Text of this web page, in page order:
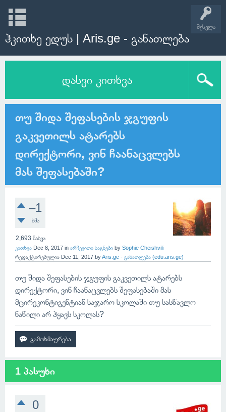
შესვლა
ჰკითხე ედუს | Aris.ge - განათლება
დასვი კითხვა
თუ შიდა შეფასების ჯგუფის
გაკვეთილს ატარებს
დირექტორი, ვინ ჩაანაცვლებს
მას შეფასებაში?
–1
ხმა
2,693 ნახვა
კითხვა Dec 8, 2017 in არჩევითი საგნები by Sophie Cheishvili
რედაქტირებულია Dec 11, 2017 byAris.ge - განათლება (edu.aris.ge)
თუ შიდა შეფასების ჯგუფის გაკვეთილს ატარებს
დირექტორი, ვინ ჩაანაცვლებს შეფასებაში მას
მცირეკონტიგენტიან საჯარო სკოლაში თუ სასწავლო
ნაწილი არ ჰყავს სკოლას?
1 პასუხი
0